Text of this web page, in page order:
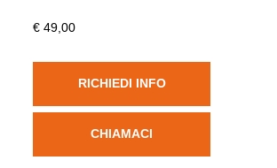
€ 49,00
RICHIEDI INFO
CHIAMACI